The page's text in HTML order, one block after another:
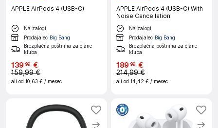
APPLE AirPods 4 (USB-C)
Na zalogi
Prodajalec Big Bang
Brezplačna poštnina za člane
kluba
139 99 €
159,99 €
ali od 10,63 € / mesec
APPLE AirPods 4 (USB-C) With
Noise Cancellation
Na zalogi
Prodajalec Big Bang
Brezplačna poštnina za člane
kluba
189 99 €
214,99 €
ali od 14,42 € / mesec